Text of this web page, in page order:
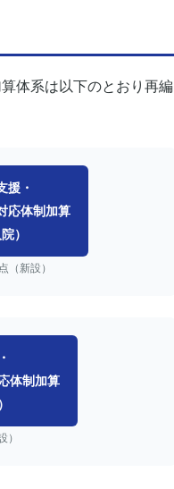
体系は以下のとおり再編
援・
応体制加算
）
（新設）
体制加算
）
を構築
防止